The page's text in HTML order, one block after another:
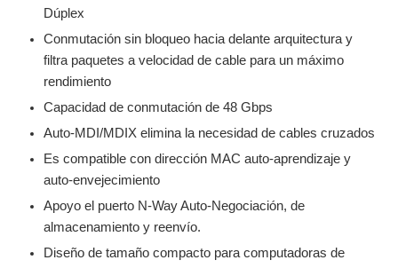
Dúplex
Conmutación sin bloqueo hacia delante arquitectura y
filtra paquetes a velocidad de cable para un máximo
rendimiento
Capacidad de conmutación de 48 Gbps
Auto-MDI/MDIX elimina la necesidad de cables cruzados
Es compatible con dirección MAC auto-aprendizaje y
auto-envejecimiento
Apoyo el puerto N-Way Auto-Negociación, de
almacenamiento y reenvío.
Diseño de tamaño compacto para computadoras de